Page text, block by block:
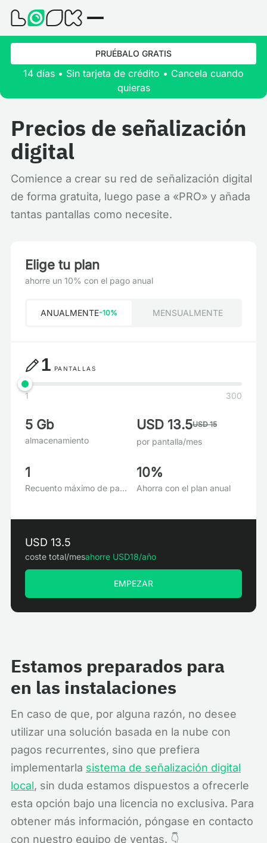
PRUÉBALO GRATIS
14 días • Sin tarjeta de crédito • Cancela cuando
quieras
Precios de señalización
digital
Comience a crear su red de señalización digital
de forma gratuita, luego pase a «PRO» y añada
tantas pantallas como necesite.
Elige tu plan
ahorre un 10% con el pago anual
ANUALMENTE-10% MENSUALMENTE
1 PANTALLAS
1 300
5 Gb
almacenamiento
USD 13.5USD 15
por pantalla/mes
1
Recuento máximo de pantallas
10%
Ahorra con el plan anual
USD 13.5
coste total/mesahorre USD18/año
EMPEZAR
Estamos preparados para
en las instalaciones
En caso de que, por alguna razón, no desee
utilizar una solución basada en la nube con
pagos recurrentes, sino que prefiera
implementarla sistema de señalización digital
local, sin duda estamos dispuestos a ofrecerle
esta opción bajo una licencia no exclusiva. Para
obtener más información, póngase en contacto
con nuestro equipo de ventas. 👇